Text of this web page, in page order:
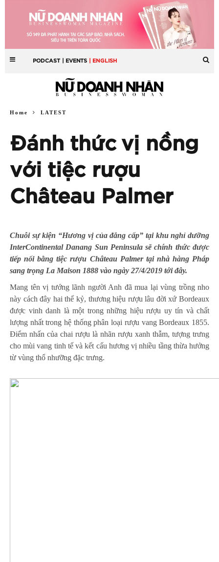
PODCAST | EVENTS | ENGLISH
Home LATEST
Đánh thức vị nồng
với tiệc rượu
Château Palmer
Chuỗi sự kiện “Hương vị của đẳng cấp” tại khu nghỉ dưỡng
InterContinental Danang Sun Peninsula sẽ chính thức được
tiếp nối bằng tiệc rượu Château Palmer tại nhà hàng Pháp
sang trọng La Maison 1888 vào ngày 27/4/2019 tới đây.
Mang tên vị tướng lãnh người Anh đã mua lại vùng trồng nho
này cách đây hai thế kỷ, thương hiệu rượu lâu đời xứ Bordeaux
được vinh danh là một trong những hiệu rượu uy tín và chất
lượng nhất trong hệ thống phân loại rượu vang Bordeaux 1855.
Điểm nhấn của chai rượu là nhãn rượu xanh thẫm, tượng trưng
cho mùi vang tinh tế và kết cấu hương vị nhiều tầng thừa hưởng
từ vùng thổ nhưỡng đặc trưng.